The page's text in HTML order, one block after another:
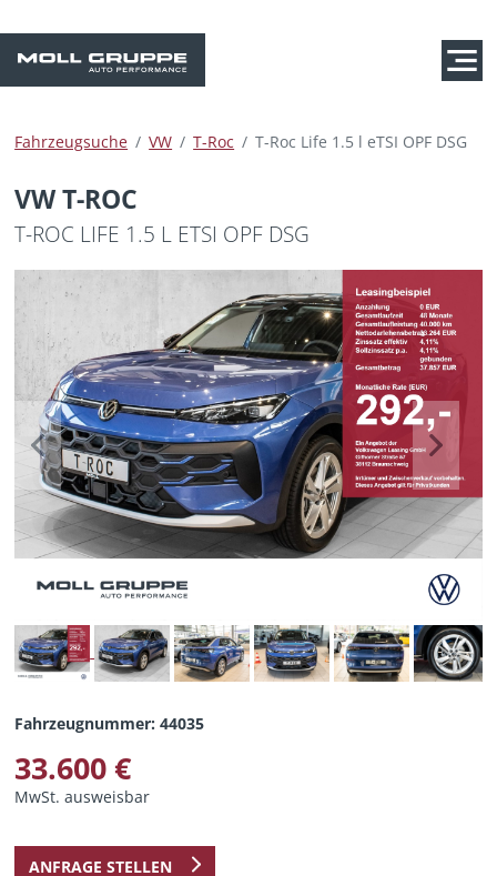
Fahrzeugsuche VW T-Roc T-Roc Life 1.5 l eTSI OPF DSG
VW T-ROC
T-ROC LIFE 1.5 L ETSI OPF DSG
Previous Next
Fahrzeugnummer: 44035
33.600 €
MwSt. ausweisbar
ANFRAGE STELLEN